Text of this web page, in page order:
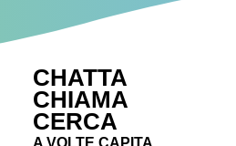
CHATTA
CHIAMA
CERCA